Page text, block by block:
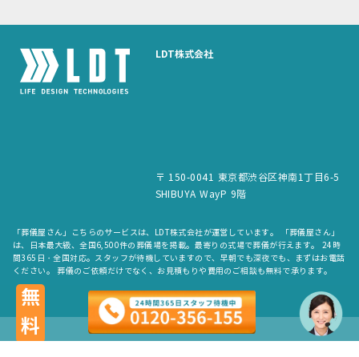
LDT株式会社
〒 150-0041 東京都渋谷区神南1丁目6-5
SHIBUYA WayP 9階
「葬儀屋さん」こちらのサービスは、LDT株式会社が運営しています。 「葬儀屋さん」
は、日本最大級、全国6,500件の葬儀場を掲載。最寄りの式場で葬儀が行えます。 24時
間365日・全国対応。スタッフが待機していますので、早朝でも深夜でも、まずはお電話
ください。 葬儀のご依頼だけでなく、お見積もりや費用のご相談も無料で承ります。
copyright © LDT.Co.Ltd. All Rights Reserved.
無料